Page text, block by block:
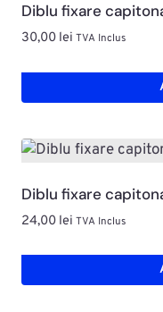
Diblu fixare
30,00 lei TVA Inclus
Diblu fixare
24,00 lei TVA Inclus